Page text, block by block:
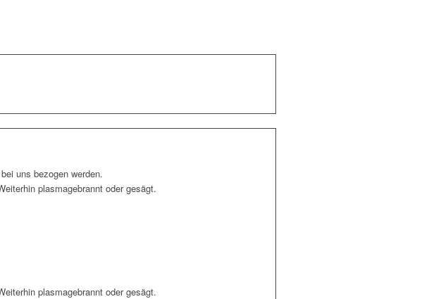
uns bezogen werden.
plasmagebrannt oder gesägt.
plasmagebrannt oder gesägt.